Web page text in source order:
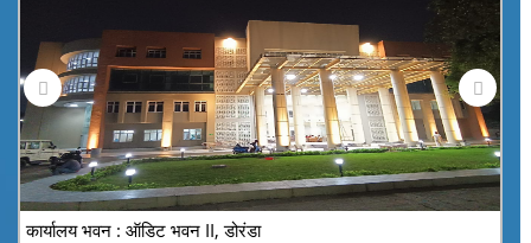
कार्यालय भवन : ऑडिट भवन II, डोरंडा